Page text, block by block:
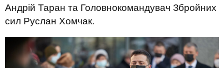
Андрій Таран та Головнокомандувач Збройних
сил Руслан Хомчак.